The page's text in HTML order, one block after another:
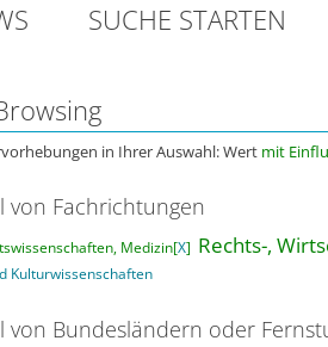
SUCHE STARTEN
in Ihrer Auswahl: Wert mit
von Fachrichtungen
Medizin[X] Rechts-,
Kulturwissenschaften
von Bundesländern oder